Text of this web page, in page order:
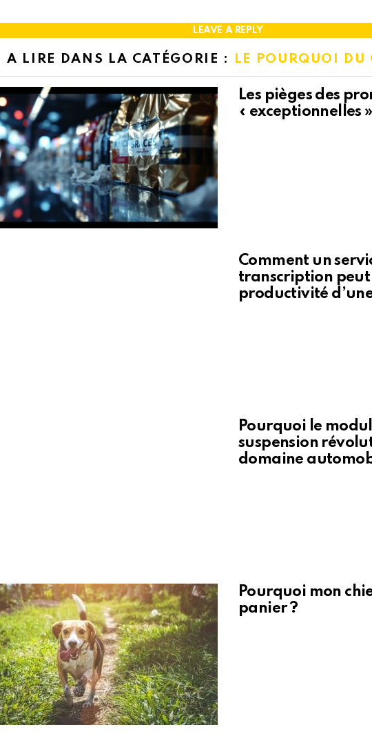
LEAVE A REPLY
A LIRE DANS LA CATÉGORIE : LE POURQUOI DU
Les pièges des
« exceptionnelles
Comment un
transcription peut
productivité
Pourquoi le
suspension
domaine
Pourquoi mon
panier ?